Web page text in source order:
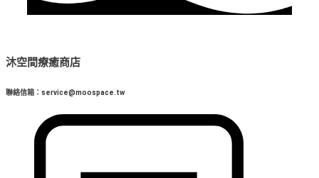
沐空間療癒商店
聯絡信箱：service@moospace.tw